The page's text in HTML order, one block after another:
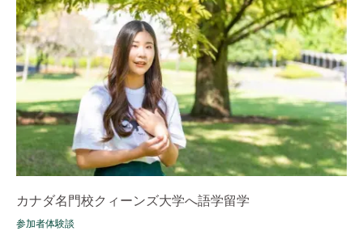
カナダ名門校クィーンズ大学へ語学留学
参加者体験談